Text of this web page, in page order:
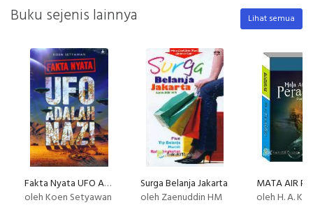
Buku sejenis lainnya Lihat semua
Fakta Nyata UFO Adalah Nazi
oleh Koen Setyawan
Surga Belanja Jakarta
oleh Zaenuddin HM
oleh H. A. Kholiq Arif &